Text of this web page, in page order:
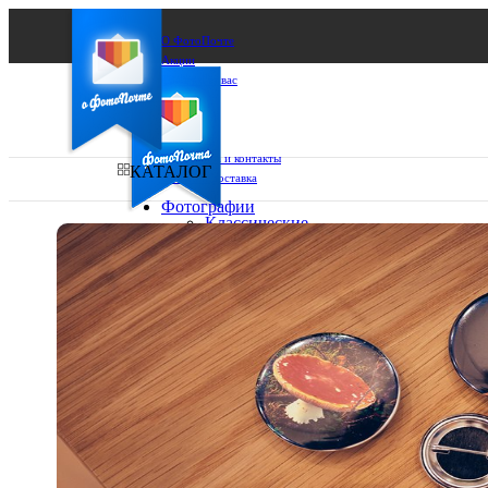
О ФотоПочте
Акции
Сделаем за вас
Бизнесу
FAQ
Франшиза
Поддержка и контакты
Оплата и доставка
Ваш город:
Ваш регион доставки
Выберите из списка:
КАТАЛОГ
Фотографии
Классические
фото
10х10
10х15
13х18
15х15
15х20
20х20
20х30
30х30
30х40
А4
Фото
в